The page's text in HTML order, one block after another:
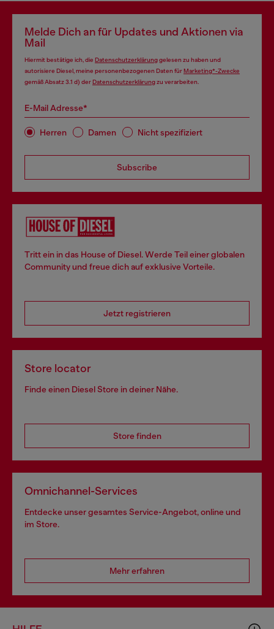
Melde Dich an für Updates und Aktionen via
Mail
Hiermit bestätige ich, die Datenschutzerklärunggelesen zu haben und
autorisiere Diesel, meine personenbezogenen Daten fürMarketing*-Zwecke
gemäß Absatz 3.1 d) derDatenschutzerklärungzu verarbeiten.
E-Mail Adresse*
Herren Damen Nicht spezifiziert
Subscribe
Tritt ein in das House of Diesel. Werde Teil einer globalen
Community und freue dich auf exklusive Vorteile.
Jetzt registrieren
Store locator
Finde einen Diesel Store in deiner Nähe.
Store finden
Omnichannel-Services
Entdecke unser gesamtes Service-Angebot, online und
im Store.
Mehr erfahren